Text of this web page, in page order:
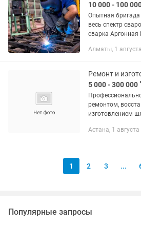
10 000 - 100
Опытная
весь спектр
сварка Аргонная Всё что связано со
только объем
Алматы, 1 августа
5 000 - 300 000
ремонтом,
изготовлением
спецтехники,
Астана, 1 августа
1 2 3 ...
Популярные запросы